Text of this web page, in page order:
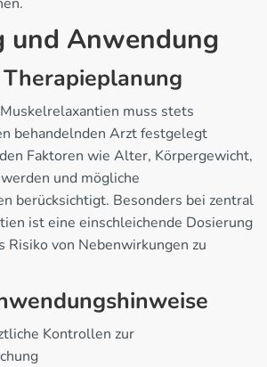
und Anwendung
muss stets
behandelnden Arzt festgelegt
Faktoren wie Alter, Körpergewicht,
und mögliche
berücksichtigt. Besonders bei zentral
ist eine einschleichende Dosierung
Risiko von Nebenwirkungen zu
Kontrollen zur